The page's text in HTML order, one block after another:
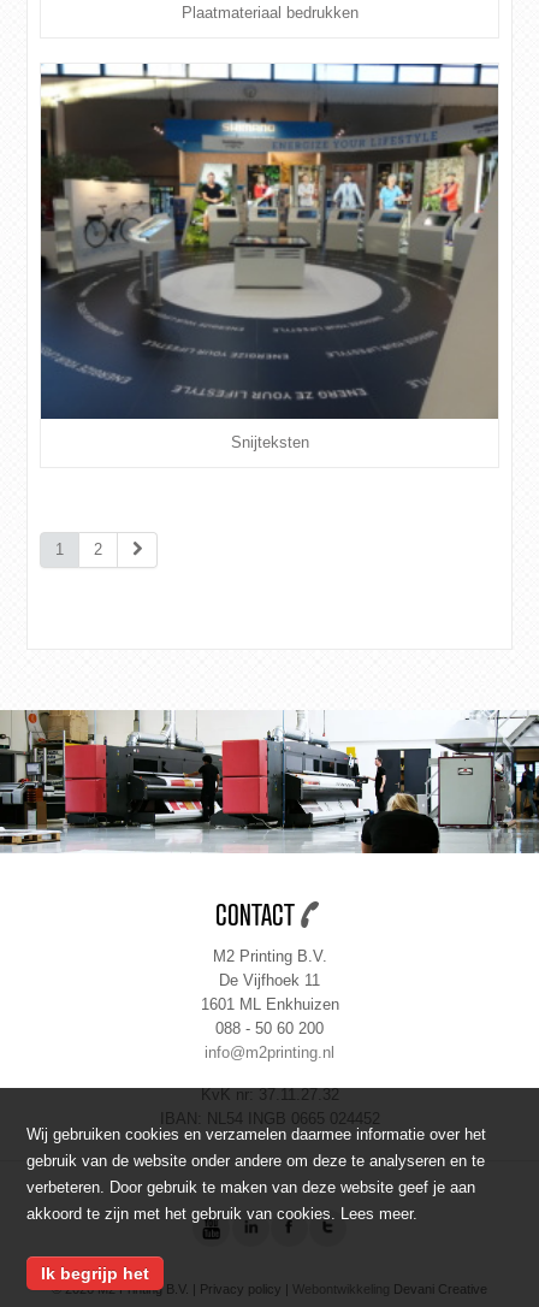
Plaatmateriaal bedrukken
Snijteksten
1 2
CONTACT
M2 Printing B.V.
De Vijfhoek 11
1601 ML Enkhuizen
088 - 50 60 200
info@m2printing.nl
KvK nr: 37.11.27.32
IBAN: NL54 INGB 0665 024452
© 2026 M2 Printing B.V. | Privacy policy | Webontwikkeling Devani Creative
Wij gebruiken cookies en verzamelen daarmee informatie over het
gebruik van de website onder andere om deze te analyseren en te
verbeteren. Door gebruik te maken van deze website geef je aan
akkoord te zijn met het gebruik van cookies. Lees meer.
Ik begrijp het